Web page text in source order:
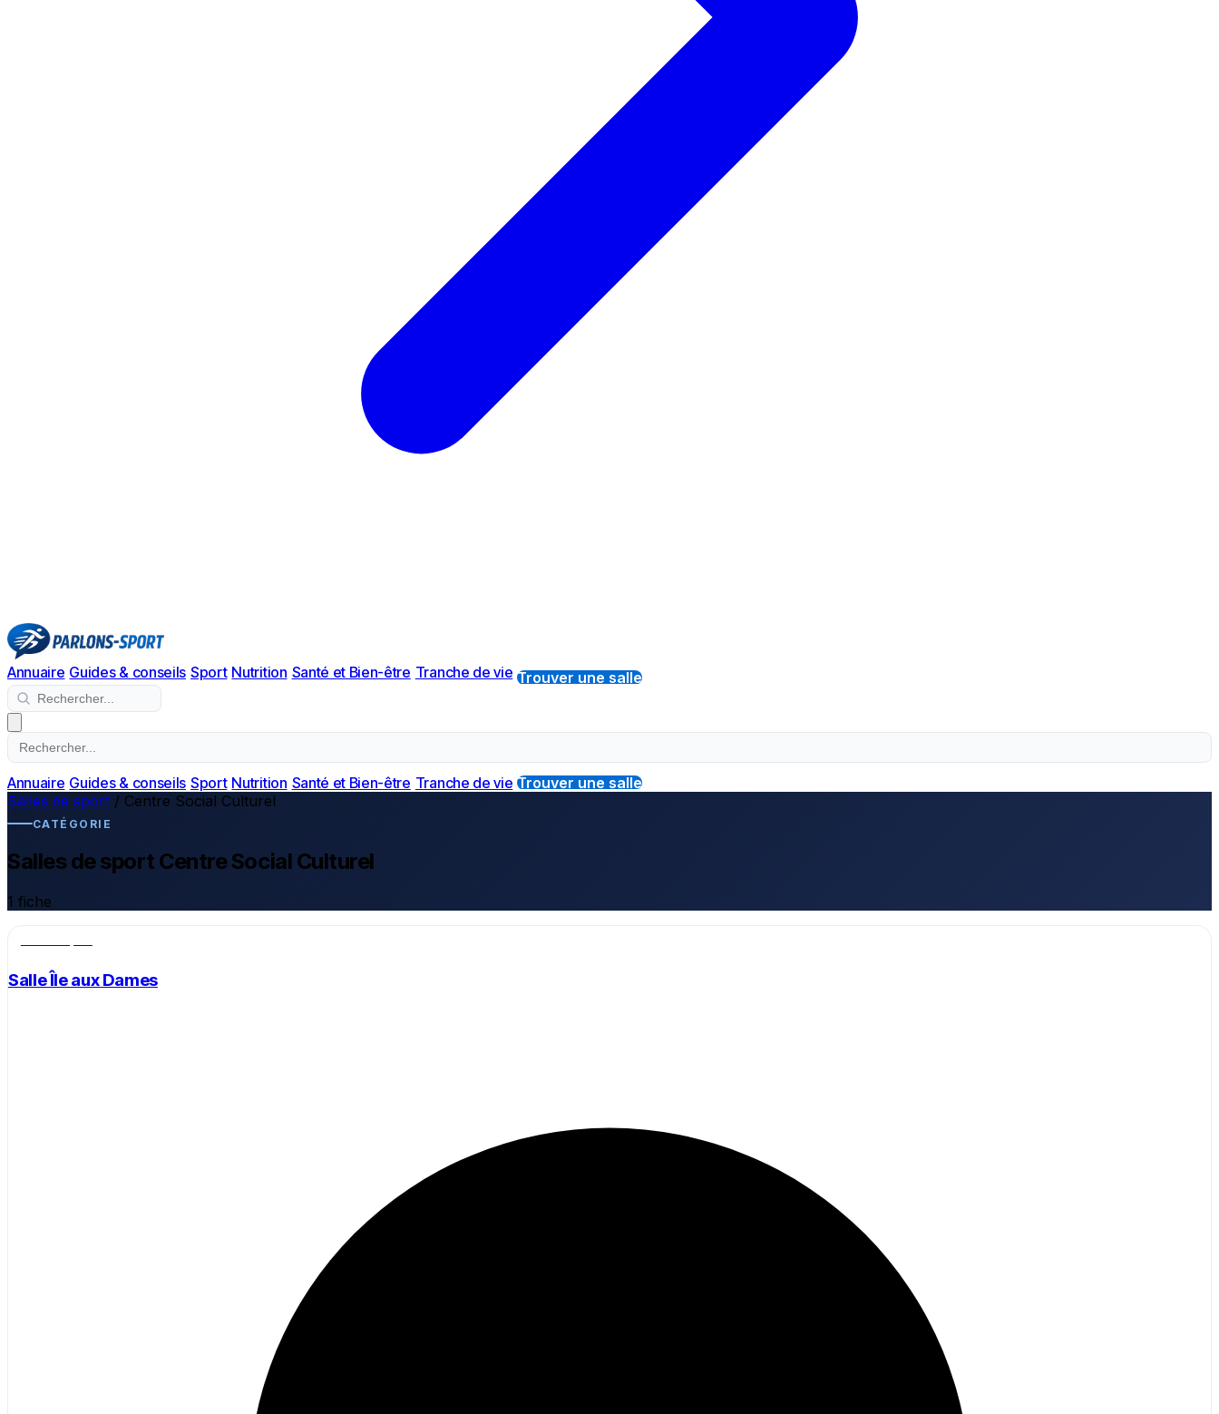
Annuaire Guides & conseils Sport Nutrition Santé et Bien-être Tranche de vie Trouver une salle
Annuaire Guides & conseils Sport Nutrition Santé et Bien-être Tranche de vie Trouver une salle
Salles de sport / Centre Social Culturel
CATÉGORIE
Salles de sport Centre Social Culturel
1 fiche
Salle Île aux Dames